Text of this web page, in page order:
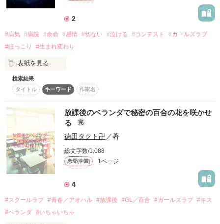
2
#病気 #病院 #余命 #感情 #切ない #泣ける #コンテスト
#ガールズラブ
#ほっこり
#生まれ変わり
表紙を見る
余命僅かな私が出会った君は、
「感情が無かった」
嬉しい、楽しい、面白い、そして感謝の気持ち。ちゃんと君に
教えてあげた。
でも、あと一つだけ残っていた。
ごめんね、最後まで一緒に居られなくて。好きだった。とてつ
もなく、好きだった。
あのとき、梅雨の時期に出会って私は君に一目惚れした。
会いたい。そう、叶わぬ願いを私は告げた。
スターツ出版でも公開中。（途中で、男の子が人格が変わって
検索結果
タイトル
キーワード 作家名
放課後のベランダで秘密の百合の花を咲かせ
る
完
徳田タクト卍 ／著
総文字数/1,088
恋愛(学園) 1ページ
4
#スクールラブ #青春／アオハル #放課後 #GL／百合 #ガールズラブ #キス
#ベランダ #いちゃいちゃ